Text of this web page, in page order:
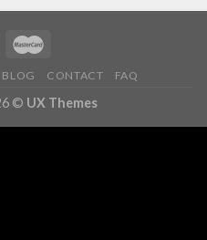
BLOG CONTACT FAQ
© UX Themes